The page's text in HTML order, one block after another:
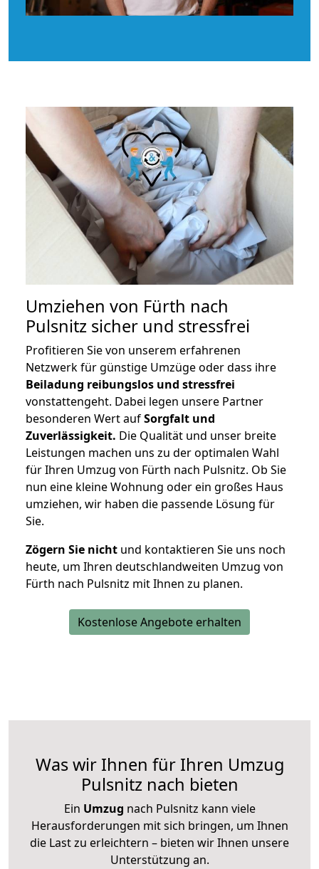
Umziehen von Fürth nach
Pulsnitz sicher und stressfrei
Profitieren Sie von unserem erfahrenen
Netzwerk für günstige Umzüge oder dass ihre
Beiladung reibungslos und stressfrei
vonstattengeht. Dabei legen unsere Partner
besonderen Wert aufSorgfalt und
Zuverlässigkeit. Die Qualität und unser breite
Leistungen machen uns zu der optimalen Wahl
für Ihren Umzug von Fürth nach Pulsnitz. Ob Sie
nun eine kleine Wohnung oder ein großes Haus
umziehen, wir haben die passende Lösung für
Sie.
Zögern Sie nicht und kontaktieren Sie uns noch
heute, um Ihren deutschlandweiten Umzug von
Fürth nach Pulsnitz mit Ihnen zu planen.
Kostenlose Angebote erhalten
Was wir Ihnen für Ihren Umzug
Pulsnitz nach bieten
Ein Umzug nach Pulsnitz kann viele
Herausforderungen mit sich bringen, um Ihnen
die Last zu erleichtern – bieten wir Ihnen unsere
Unterstützung an.